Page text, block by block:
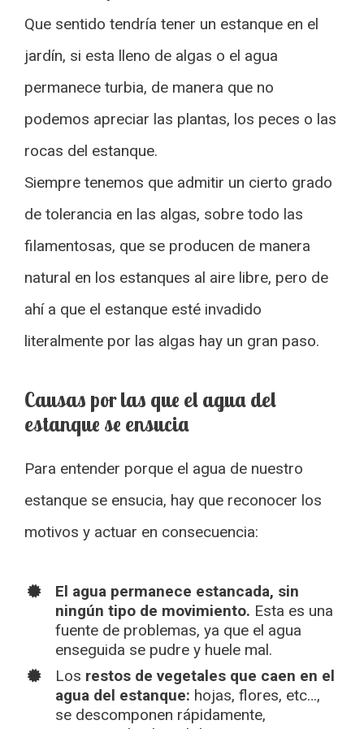
Que sentido tendría tener un estanque en el
jardín, si esta lleno de algas o el agua
permanece turbia, de manera que no
podemos apreciar las plantas, los peces o las
rocas del estanque.
Siempre tenemos que admitir un cierto grado
de tolerancia en las algas, sobre todo las
filamentosas, que se producen de manera
natural en los estanques al aire libre, pero de
ahí a que el estanque esté invadido
literalmente por las algas hay un gran paso.
Causas por las que el agua del
estanque se ensucia
Para entender porque el agua de nuestro
estanque se ensucia, hay que reconocer los
motivos y actuar en consecuencia:
El agua permanece estancada, sin
ningún tipo de movimiento. Esta es una
fuente de problemas, ya que el agua
enseguida se pudre y huele mal.
Los restos de vegetales que caen en el
agua del estanque: hojas, flores, etc…,
se descomponen rápidamente,